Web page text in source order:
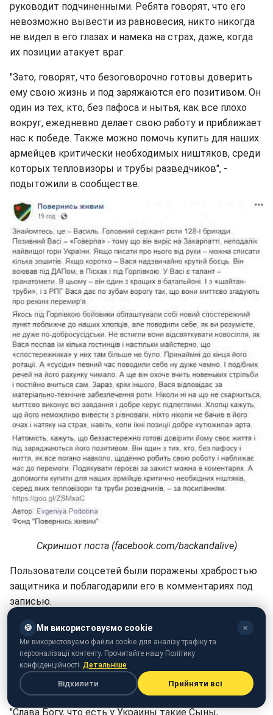
руководит подчиненными. Ребята говорят, что его
невозможно вывести из равновесия, никто никогда
не видел в его глазах и намека на страх, даже, когда
их позиции атакует враг.
"Зато, говорят, что безоговорочно готовы доверить
ему свою жизнь и под заряжаются его позитивом. Он
один из тех, кто, без пафоса и нытья, как все плохо
вокруг, ежедневно делает свою работу и приближает
нас к победе. Также можно помочь купить для наших
армейцев критически необходимых ништяков, среди
которых тепловизоры и трубы разведчиков", -
подытожили в сообществе.
Скриншот поста (facebook.com/backandalive)
Пользователи соцсетей были поражены храбростью
защитника и поблагодарили его в комментариях под
записью.
"Кто бы сомневался - гуцулы рулят! Пусть оберегают
Вас, Вася, все Силы Небесные! И чтобы вернулись
живые - здоровые домой уже очень скоро! Пора
косить отаву, брындзу делать!" - пишет Леся
Антонович.
"Слава Богу, что есть у Украины такие Сыны,
🍪 Ми використовуємо cookie ✕
Ми використовуємо файли cookie для аналізу трафіку та
персоналізації контенту. Прочитайте нашу Політику
конфіденційності. Детальніше
Відхилити Прийняти всі